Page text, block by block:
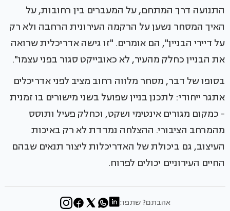
התנועה דרך המתחם, על המעברים בין רחובות, על
האיך המסחר נשען על הרקמה העירונית הרחבה ולא רק
על דיירי הבניין", הם אומרים. "זו גישה אדריכלית שרואה
את הבניין כחלק מהעיר, לא כאובייקט סגור בפני עצמו".
בסופו של דבר, מסחר מלווה רחוב מציב לפני אדריכלים
אתגר ייחודי: לתכנן בניין שפועל בשני מישורים בו זמנית
- כמקום מגורים אינטימי ושקט, וכחלק פעיל ותוסס
מהמרחב הציבורי. ההצלחה נמדדת לא רק באיכות
העיצוב, גם ביכולת של האדריכלות ליצור תנאים שבהם
החיים העירוניים יכולים לפרוח.
אהבתם? שתפו: